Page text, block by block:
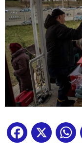
Facebook
X